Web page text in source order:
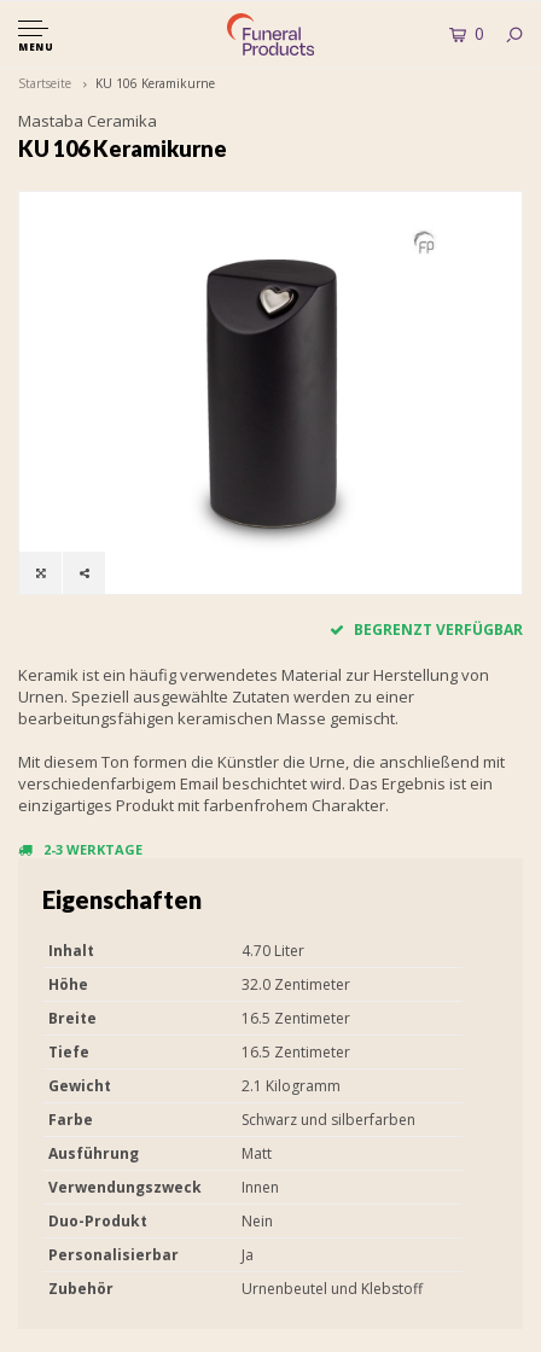
MENU
0
Startseite KU 106 Keramikurne
Mastaba Ceramika
KU 106 Keramikurne
BEGRENZT VERFÜGBAR
Keramik ist ein häufig verwendetes Material zur Herstellung von
Urnen. Speziell ausgewählte Zutaten werden zu einer
bearbeitungsfähigen keramischen Masse gemischt.
Mit diesem Ton formen die Künstler die Urne, die anschließend mit
verschiedenfarbigem Email beschichtet wird. Das Ergebnis ist ein
einzigartiges Produkt mit farbenfrohem Charakter.
2-3 WERKTAGE
Eigenschaften
Inhalt
4.70 Liter
Höhe
32.0 Zentimeter
Breite
16.5 Zentimeter
Tiefe
16.5 Zentimeter
Gewicht
2.1 Kilogramm
Farbe
Schwarz und silberfarben
Ausführung
Matt
Verwendungszweck
Innen
Duo-Produkt
Nein
Personalisierbar
Ja
Zubehör
Urnenbeutel und Klebstoff